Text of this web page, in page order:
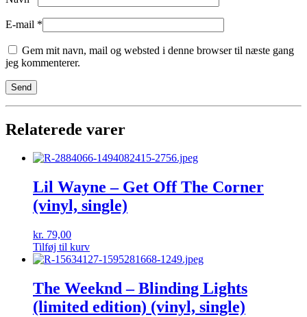
E-mail *
Gem mit navn, mail og websted i denne browser til næste gang
jeg kommenterer.
Relaterede varer
Lil Wayne – Get Off The Corner
(vinyl, single)
kr. 79,00
Tilføj til kurv
The Weeknd – Blinding Lights
(limited edition) (vinyl, single)